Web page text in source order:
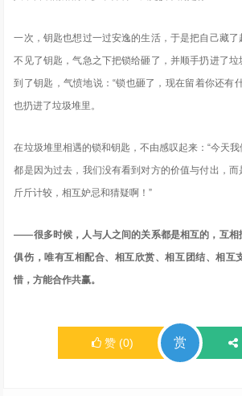
一次，钥匙也想过一过安逸的生活，于是把自己藏了
不见了钥匙，气急之下把锁给砸了，并顺手扔进了
到了钥匙，气愤地说：“锁也砸了，现在留着你还有
也扔进了垃圾堆里。
在垃圾堆里相遇的锁和钥匙，不由感叹起来：“今天
都是因为过去，我们没有看到对方的价值与付出，
斤斤计较，相互妒忌和猜疑啊！”
——很多时候，人与人之间的关系都是相互的，互相
俱伤，唯有互相配合、相互欣赏、相互团结、相互
惜，方能合作共赢。
赞 (0) 赏